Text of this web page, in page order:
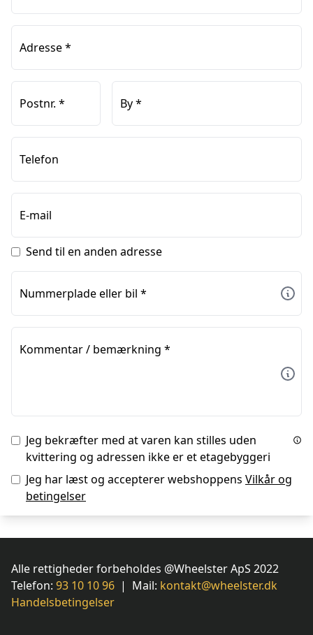
Adresse*
Postnr. * By*
Telefon
E-mail
Send til en anden adresse
Nummerplade eller bil *
Kommentar / bemærkning *
Jeg bekræfter med at varen kan stilles uden
kvittering og adressen ikke er et etagebyggeri
Jeg har læst og accepterer webshoppens Vilkår og
betingelser
Alle rettigheder forbeholdes @Wheelster ApS 2022
Telefon: 93 10 10 96 | Mail: kontakt@wheelster.dk
Handelsbetingelser